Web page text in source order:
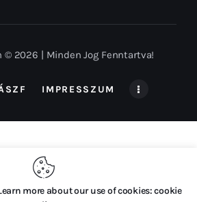
2026 | Minden Jog Fenntartva!
IMPRESSZUM
more about our use of cookies: cookie